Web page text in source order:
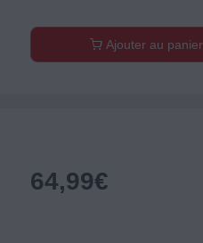
Ajouter au panier
64,99€